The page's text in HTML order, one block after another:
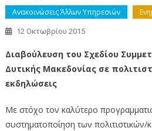
Ανακοινώσεις Άλλων Υπηρεσιών
12 Οκτωβρίου 2015
Διαβούλευση του Σχεδίου
Δυτικής Μακεδονίας σε
εκδηλώσεις
Με στόχο τον καλύτερο
συστηματοποίηση των